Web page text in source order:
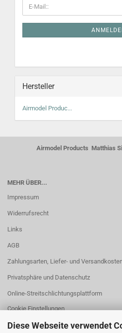
Diese Webseite verwendet
Hersteller
Airmodel Produc...
Airmodel Products Matthias
MEHR ÜBER...
Impressum
Widerrufsrecht
Links
AGB
Zahlungsarten, Liefer- und
Privatsphäre und Datenschutz
Online-Streitschlichtungsplattform
Cookie Einstellungen